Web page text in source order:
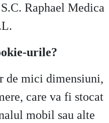
Raphael Medica
urile?
de mici dimensiuni,
care va fi stocat
mobil sau alte